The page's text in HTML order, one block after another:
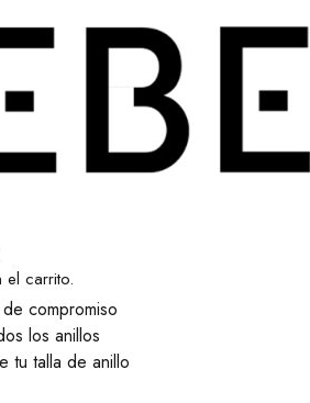
el carrito.
compromiso
los anillos
tu talla de anillo